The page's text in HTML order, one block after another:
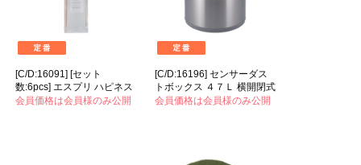
[C/D:16091] [セット
数:6pcs] エスプリ ハピネス
会員価格は会員様のみ公開
[C/D:16196] センサーダス
トボックス ４７Ｌ 横開閉式
会員価格は会員様のみ公開